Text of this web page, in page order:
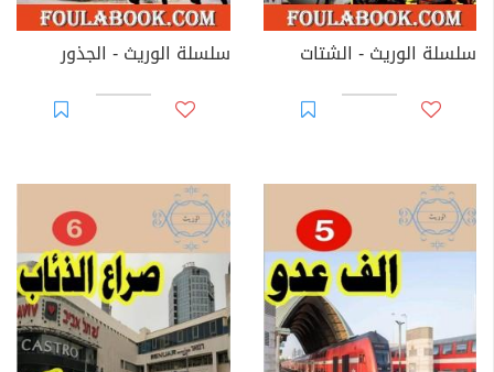
سلسلة الوريث - الشتات سلسلة الوريث - الجذور